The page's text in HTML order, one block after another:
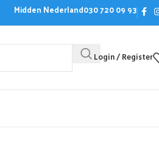
Midden Nederland030 720 09 93
Login / Register